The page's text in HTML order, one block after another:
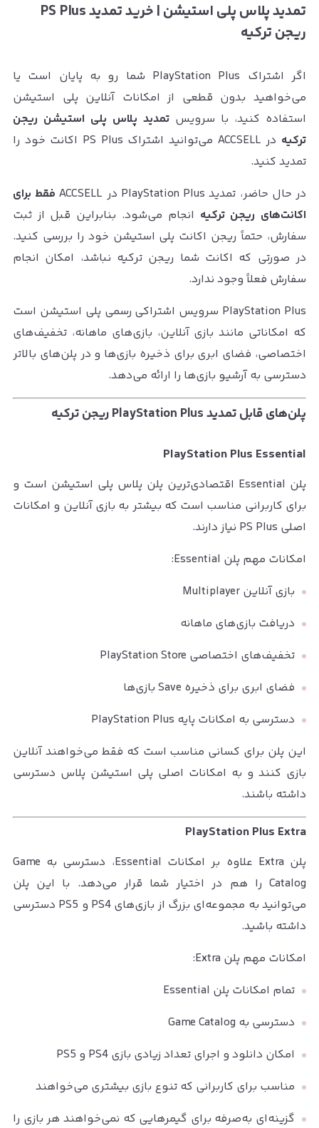
تمدید پلاس پلی استیشن | خرید تمدید PS Plus
ریجن ترکیه
اگر اشتراک PlayStation Plus شما رو به پایان است یا
می‌خواهید بدون قطعی از امکانات آنلاین پلی استیشن
استفاده کنید، با سرویس تمدید پلاس پلی استیشن ریجن
ترکیه
در ACCSELL می‌توانید اشتراک PS Plus اکانت خود را
تمدید کنید.
در حال حاضر، تمدید PlayStation Plus در ACCSELL
فقط برای
اکانت‌های ریجن ترکیه انجام می‌شود. بنابراین قبل از ثبت
سفارش، حتماً ریجن اکانت پلی استیشن خود را بررسی کنید.
در صورتی که اکانت شما ریجن ترکیه نباشد، امکان انجام
سفارش فعلاً وجود ندارد.
PlayStation Plus سرویس اشتراکی رسمی پلی استیشن است
که امکاناتی مانند بازی آنلاین، بازی‌های ماهانه، تخفیف‌های
اختصاصی، فضای ابری برای ذخیره بازی‌ها و در پلن‌های بالاتر
دسترسی به آرشیو بازی‌ها را ارائه می‌دهد.
پلن‌های قابل تمدید PlayStation Plus ریجن ترکیه
PlayStation Plus Essential
پلن Essential اقتصادی‌ترین پلن پلاس پلی استیشن است و
برای کاربرانی مناسب است که بیشتر به بازی آنلاین و امکانات
اصلی PS Plus نیاز دارند.
امکانات مهم پلن Essential:
بازی آنلاین Multiplayer
دریافت بازی‌های ماهانه
تخفیف‌های اختصاصی PlayStation Store
فضای ابری برای ذخیره Save بازی‌ها
دسترسی به امکانات پایه PlayStation Plus
این پلن برای کسانی مناسب است که فقط می‌خواهند آنلاین
بازی کنند و به امکانات اصلی پلی استیشن پلاس دسترسی
داشته باشند.
PlayStation Plus Extra
پلن Extra علاوه بر امکانات Essential، دسترسی به Game
Catalog را هم در اختیار شما قرار می‌دهد. با این پلن
می‌توانید به مجموعه‌ای بزرگ از بازی‌های PS4 و PS5 دسترسی
داشته باشید.
امکانات مهم پلن Extra:
تمام امکانات پلن Essential
دسترسی به Game Catalog
امکان دانلود و اجرای تعداد زیادی بازی PS4 و PS5
مناسب برای کاربرانی که تنوع بازی بیشتری می‌خواهند
گزینه‌ای به‌صرفه برای گیمرهایی که نمی‌خواهند هر بازی را